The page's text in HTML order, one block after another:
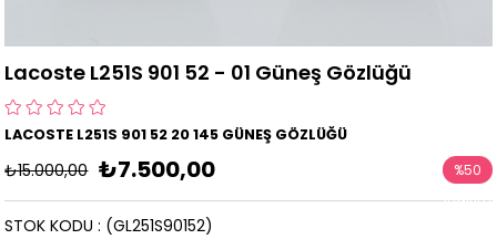
Lacoste L251S 901 52 - 01 Güneş Gözlüğü
LACOSTE L251S 901 52 20 145 GÜNEŞ GÖZLÜĞÜ
₺15.000,00 ₺7.500,00 %50
İndirim
(GL251S90152)
STOK KODU